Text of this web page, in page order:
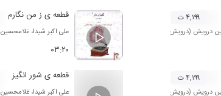
درویش (درویش خان) روح الله خالقی
۴,۱۹۹ ت قطعه ی ز من نگارم
علی اکبر شیدا،
۰۳:۲۰
درویش (درویش خان) روح الله خالقی
۴,۱۹۹ ت قطعه ی شور انگیز
علی اکبر شیدا،